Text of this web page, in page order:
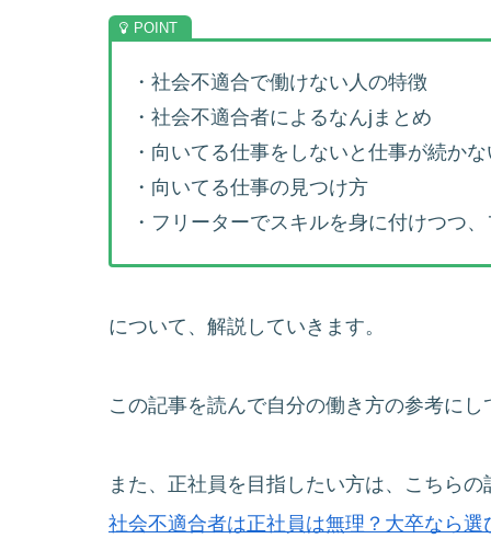
・社会不適合で働けない人の特徴
・社会不適合者によるなんjまとめ
・向いてる仕事をしないと仕事が続かな
・向いてる仕事の見つけ方
・フリーターでスキルを身に付けつつ
について、解説していきます。
この記事を読んで自分の働き方の参考に
また、正社員を目指したい方は、こちら
社会不適合者は正社員は無理？大卒なら